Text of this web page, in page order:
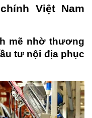
Việt Nam
mẽ nhờ thương
tư nội địa phục